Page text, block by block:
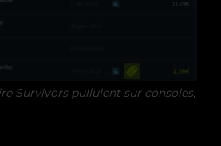
Survivors pullulent sur consoles,